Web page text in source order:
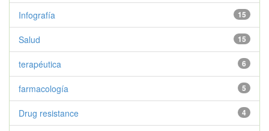
15
Infografía
15
Salud
6
terapéutica
5
farmacología
4
Drug resistance